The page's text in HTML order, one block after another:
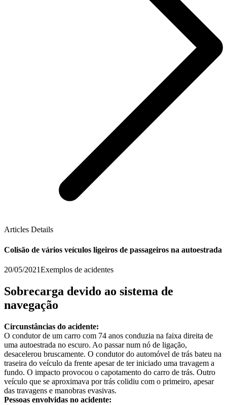
Articles Details
Colisão de vários veículos ligeiros de passageiros na autoestrada
20/05/2021Exemplos de acidentes
Sobrecarga devido ao sistema de
navegação
Circunstâncias do acidente:
O condutor de um carro com 74 anos conduzia na faixa direita de
uma autoestrada no escuro. Ao passar num nó de ligação,
desacelerou bruscamente. O condutor do automóvel de trás bateu na
traseira do veículo da frente apesar de ter iniciado uma travagem a
fundo. O impacto provocou o capotamento do carro de trás. Outro
veículo que se aproximava por trás colidiu com o primeiro, apesar
das travagens e manobras evasivas.
Pessoas envolvidas no acidente: